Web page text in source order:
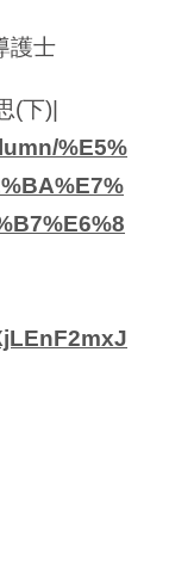
護士
(下)|
%E5%